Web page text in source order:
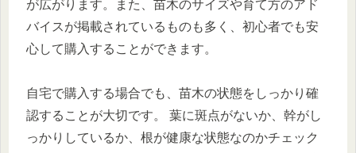
が広がります。また、苗木のサイズや育て方のアド
バイスが掲載されているものも多く、初心者でも安
心して購入することができます。
自宅で購入する場合でも、苗木の状態をしっかり確
認することが大切です。 葉に斑点がないか、幹がし
っかりしているか、根が健康な状態なのかチェック